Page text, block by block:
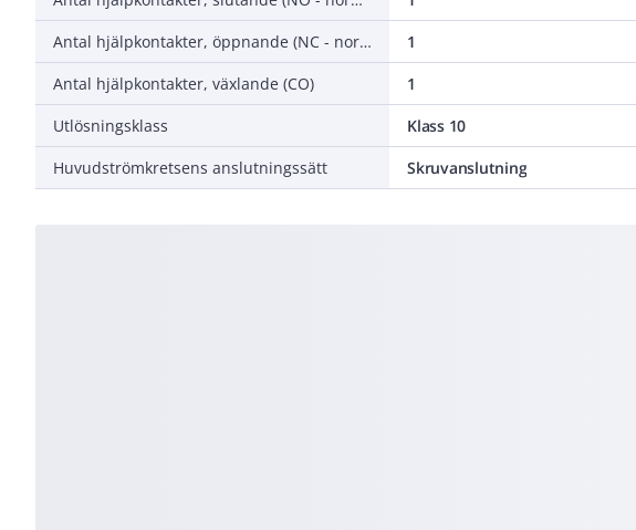
Antal hjälpkontakter, öppnande (NC - normalt stängda)
1
Antal hjälpkontakter, växlande (CO)
1
Utlösningsklass
Klass 10
Huvudströmkretsens anslutningssätt
Skruvanslutning